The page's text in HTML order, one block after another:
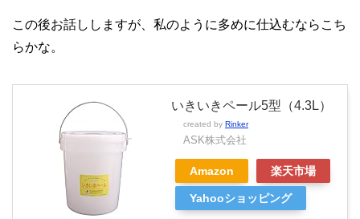
この後お話ししますが、私のように多めに仕込むならこち
らかな。
いきいきペール5型（4.3L）
created by Rinker
ASK株式会社
Amazon 楽天市場
Yahooショッピング